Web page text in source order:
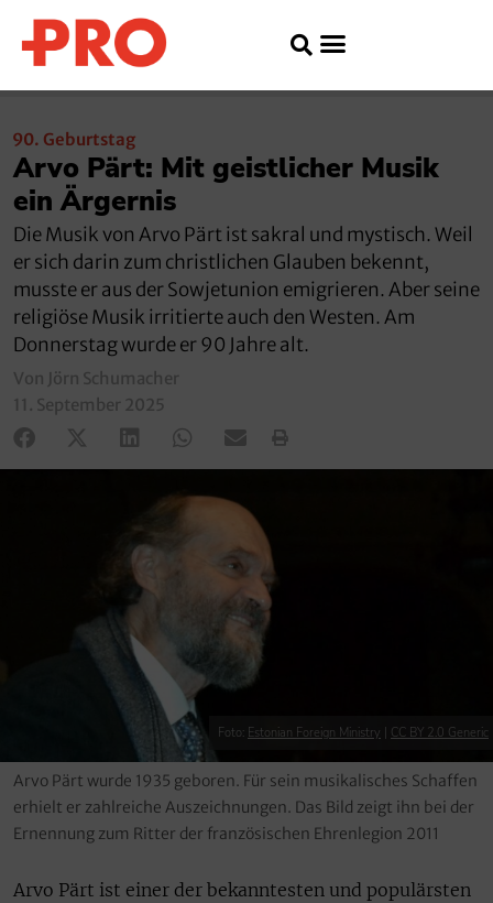
90. Geburtstag
Arvo Pärt: Mit geistlicher Musik
ein Ärgernis
Die Musik von Arvo Pärt ist sakral und mystisch. Weil
er sich darin zum christlichen Glauben bekennt,
musste er aus der Sowjetunion emigrieren. Aber seine
religiöse Musik irritierte auch den Westen. Am
Donnerstag wurde er 90 Jahre alt.
Von Jörn Schumacher
11. September 2025
Foto: Estonian Foreign Ministry CC BY 2.0 Generic
Arvo Pärt wurde 1935 geboren. Für sein musikalisches Schaffen
erhielt er zahlreiche Auszeichnungen. Das Bild zeigt ihn bei der
Ernennung zum Ritter der französischen Ehrenlegion 2011
Arvo Pärt ist einer der bekanntesten und populärsten